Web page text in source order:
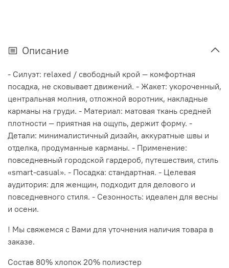
Описание
- Силуэт: relaxed / свободный крой — комфортная
посадка, не сковывает движений. - Жакет: укороченный,
центральная молния, отложной воротник, накладные
карманы на груди. - Материал: матовая ткань средней
плотности — приятная на ощупь, держит форму. -
Детали: минималистичный дизайн, аккуратные швы и
отделка, продуманные карманы. - Применение:
повседневный городской гардероб, путешествия, стиль
«smart-casual». - Посадка: стандартная. - Целевая
аудитория: для женщин, подходит для делового и
повседневного стиля. - Сезонность: идеален для весны
и осени.
! Мы свяжемся с Вами для уточнения наличия товара в
заказе.
Состав 80% хлопок 20% полиэстер